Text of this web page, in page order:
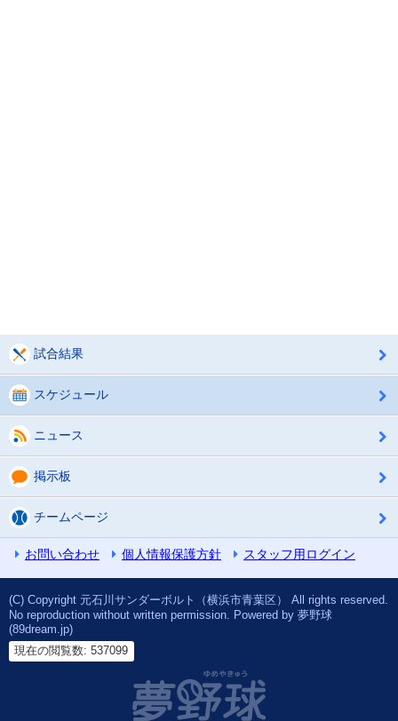
試合結果
スケジュール
ニュース
掲示板
チームページ
お問い合わせ 個人情報保護方針 スタッフ用ログイン
(C) Copyright 元石川サンダーボルト（横浜市青葉区） All rights reserved.
No reproduction without written permission. Powered by 夢野球
(89dream.jp)
現在の閲覧数: 537099